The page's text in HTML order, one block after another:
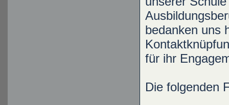
bedanken uns
für ihr
Die folgenden